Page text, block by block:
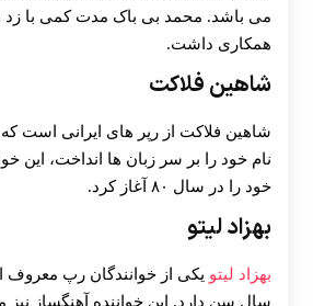
می باشد. محمد بی باک مدت کمی با زد
همکاری داشت.
شاهین فلاکت
شاهین فلاکت از رپر های ایرانی است
نام خود را بر سر زبان ها انداخت، این
خود را در سال ۸۰ آغاز کرد.
بهزاد لیتو
بهزاد لیتو
سال سن دارد. این خواننده آهنگساز